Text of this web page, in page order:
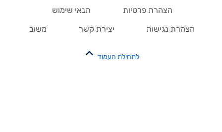
הצהרת פרטיות תנאי שימוש
הצהרת נגישות יצירת קשר משוב
לתחילת העמוד